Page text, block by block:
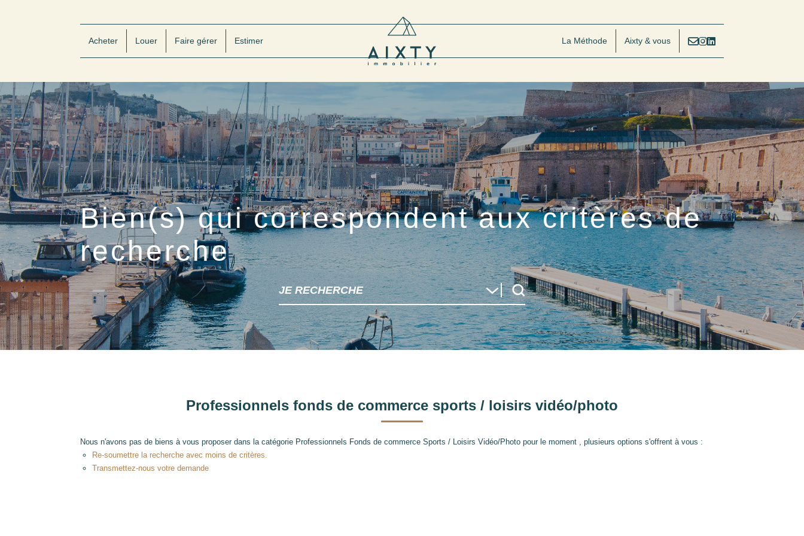
Acheter Louer Faire gérer Estimer La Méthode Aixty & vous
Bien(s) qui correspondent aux critères de
recherche
JE RECHERCHE
Type de bien Localité
Professionnels fonds de commerce sports / loisirs vidéo/photo
Nous n'avons pas de biens à vous proposer dans la catégorie Professionnels Fonds de commerce Sports / Loisirs Vidéo/Photo pour le moment , plusieurs options s'offrent à vous :
Re-soumettre la recherche avec moins de critères.
Transmettez-nous votre demande